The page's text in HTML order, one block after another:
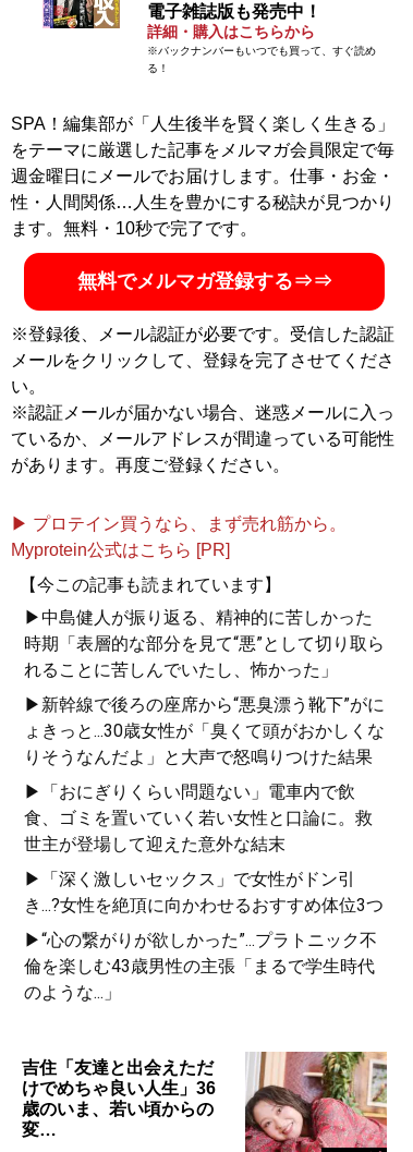
電子雑誌版も発売中！
詳細・購入はこちらから
※バックナンバーもいつでも買って、すぐ読め
る！
SPA！編集部が「人生後半を賢く楽しく生きる」
をテーマに厳選した記事をメルマガ会員限定で毎
週金曜日にメールでお届けします。仕事・お金・
性・人間関係…人生を豊かにする秘訣が見つかり
ます。無料・10秒で完了です。
無料でメルマガ登録する⇒⇒
※登録後、メール認証が必要です。受信した認証
メールをクリックして、登録を完了させてくださ
い。
※認証メールが届かない場合、迷惑メールに入っ
ているか、メールアドレスが間違っている可能性
があります。再度ご登録ください。
▶ プロテイン買うなら、まず売れ筋から。
Myprotein公式はこちら [PR]
【今この記事も読まれています】
▶中島健人が振り返る、精神的に苦しかった
時期「表層的な部分を見て“悪”として切り取ら
れることに苦しんでいたし、怖かった」
▶新幹線で後ろの座席から“悪臭漂う靴下”がに
ょきっと...30歳女性が「臭くて頭がおかしくな
りそうなんだよ」と大声で怒鳴りつけた結果
▶「おにぎりくらい問題ない」電車内で飲
食、ゴミを置いていく若い女性と口論に。救
世主が登場して迎えた意外な結末
▶「深く激しいセックス」で女性がドン引
き...?女性を絶頂に向かわせるおすすめ体位3つ
▶“心の繋がりが欲しかった”...プラトニック不
倫を楽しむ43歳男性の主張「まるで学生時代
のような...」
吉住「友達と出会えただ
けでめちゃ良い人生」36
歳のいま、若い頃からの
変…